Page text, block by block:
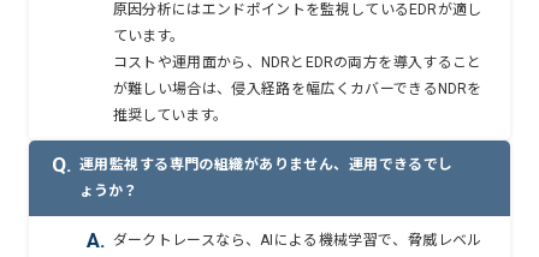
原因分析にはエンドポイントを監視しているEDRが適し
ています。
コストや運用面から、NDRとEDRの両方を導入すること
が難しい場合は、侵入経路を幅広くカバーできるNDRを
推奨しています。
Q. 運用監視する専門の組織がありません、運用できるでし
ょうか？
A. ダークトレースなら、AIによる機械学習で、脅威レベル